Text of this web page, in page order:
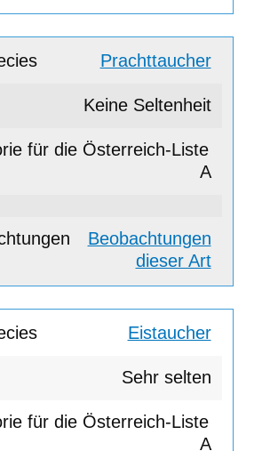
Prachttaucher
Keine Seltenheit
A
Beobachtungen
dieser Art
Eistaucher
Sehr selten
A